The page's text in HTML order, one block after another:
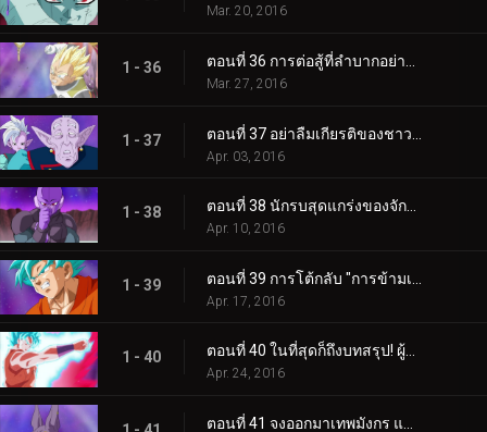
Mar. 20, 2016
1 - 36
Mar. 27, 2016
1 - 37
Apr. 03, 2016
1 - 38
Apr. 10, 2016
1 - 39
Apr. 17, 2016
1 - 40 ตอนที่ 40 ในที่สุดก็ถึงบทสรุป! ผู้ชนะคือบีรุส? หรือแชมป้ากันแน่?
Apr. 24, 2016